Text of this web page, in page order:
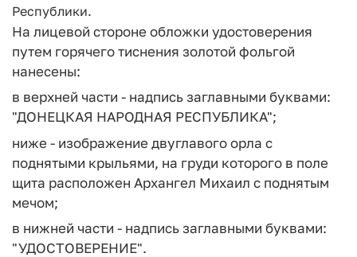
Республики.
На лицевой стороне обложки удостоверения
путем горячего тиснения золотой фольгой
нанесены:
в верхней части - надпись заглавными буквами:
"ДОНЕЦКАЯ НАРОДНАЯ РЕСПУБЛИКА";
ниже - изображение двуглавого орла с
поднятыми крыльями, на груди которого в поле
щита расположен Архангел Михаил с поднятым
мечом;
в нижней части - надпись заглавными буквами:
"УДОСТОВЕРЕНИЕ".